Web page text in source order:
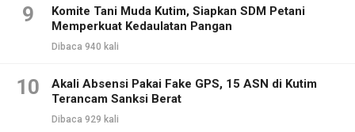
9
Komite Tani Muda Kutim, Siapkan SDM Petani
Memperkuat Kedaulatan Pangan
Dibaca 940 kali
10
Akali Absensi Pakai Fake GPS, 15 ASN di Kutim
Terancam Sanksi Berat
Dibaca 929 kali